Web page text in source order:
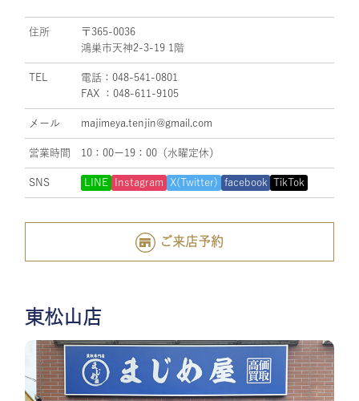
住所
〒365-0036
鴻巣市天神2-3-19 1階
TEL
電話：048-541-0801
FAX ：048-611-9105
メール majimeya.tenjin@gmail.com
営業時間 10：00ー19：00（水曜定休）
SNS LINE Instagram X(Twitter) facebook TikTok
ご来店予約
東松山店